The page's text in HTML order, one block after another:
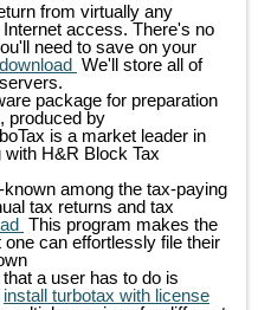
from virtually any
access. There's no
need to save on your
We'll store all of
package for preparation
produced by
is a market leader in
H&R Block Tax
known among the tax-paying
tax returns and tax
This program makes the
can effortlessly file their
that a user has to do is
install turbotax with license